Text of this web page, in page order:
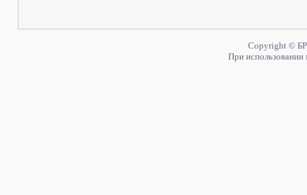
Copyright ©
При использовании